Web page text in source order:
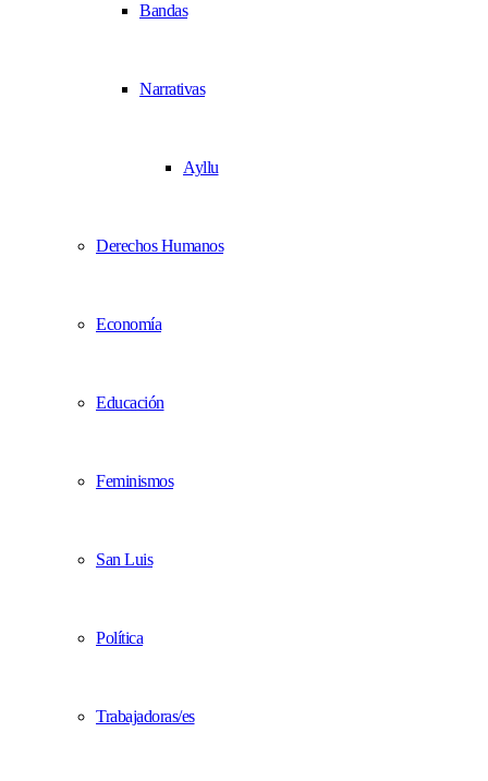
Bandas
Narrativas
Ayllu
Derechos Humanos
Economía
Educación
Feminismos
San Luis
Política
Trabajadoras/es